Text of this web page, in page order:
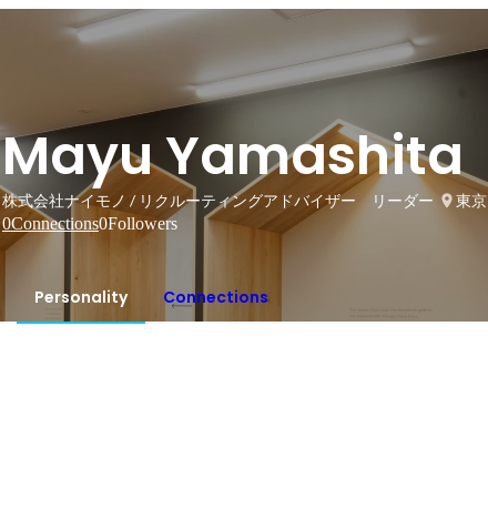
Mayu Yamashita
株式会社ナイモノ / リクルーティングアドバイザー リーダー
東京
0Connections0Followers
Personality Connections